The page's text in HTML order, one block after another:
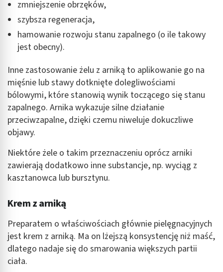
zmniejszenie obrzęków,
szybsza regeneracja,
hamowanie rozwoju stanu zapalnego (o ile takowy
jest obecny).
Inne zastosowanie żelu z arniką to aplikowanie go na
mięśnie lub stawy dotknięte dolegliwościami
bólowymi, które stanowią wynik toczącego się stanu
zapalnego. Arnika wykazuje silne działanie
przeciwzapalne, dzięki czemu niweluje dokuczliwe
objawy.
Niektóre żele o takim przeznaczeniu oprócz arniki
zawierają dodatkowo inne substancje, np. wyciąg z
kasztanowca lub bursztynu.
Krem z arniką
Preparatem o właściwościach głównie pielęgnacyjnych
jest krem z arniką. Ma on lżejszą konsystencję niż maść,
dlatego nadaje się do smarowania większych partii
ciała.